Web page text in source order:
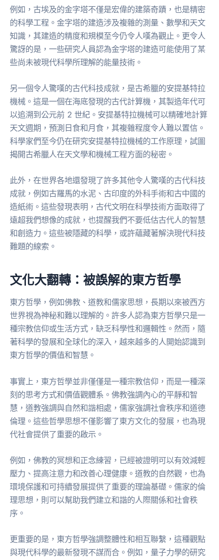
例如，古埃及的金字塔不僅是宏偉的建築奇蹟，也是精密
的科學工程。金字塔的建造涉及複雜的測量、數學和天文
知識，其建造的精度和規模至今仍令人嘆為觀止。更令人
驚訝的是，一些研究人員認為金字塔的建造可能使用了某
些尚未被現代科學所理解的能量技術。
另一個令人驚嘆的古代科技成就，是古希臘的安提基特拉
機械。這是一個在海底發現的古代計算機，其製造年代可
以追溯到公元前 2 世紀。安提基特拉機械可以精確地計算
天文週期，預測日食和月食，其複雜程度令人難以置信。
科學家們至今仍在研究安提基特拉機械的工作原理，試圖
揭開古希臘人在天文學和機械工程方面的秘密。
此外，在世界各地還發現了許多其他令人驚嘆的古代科技
成就，例如古羅馬的水泥、古印度的外科手術和古中國的
造紙術。這些發現表明，古代文明在科學技術方面取得了
遠超我們想像的成就，也提醒我們不要低估古代人的智慧
和創造力。這些被隱藏的科學，或許蘊藏著解決現代科技
難題的線索。
文化大翻轉：被誤解的東方哲學
東方哲學，例如佛教、道教和儒家思想，長期以來被西方
世界視為神秘和難以理解的。許多人認為東方哲學只是一
種宗教信仰或生活方式，缺乏科學性和邏輯性。然而，隨
著科學的發展和全球化的深入，越來越多的人開始認識到
東方哲學的價值和智慧。
事實上，東方哲學並非僅僅是一種宗教信仰，而是一種深
刻的思考方式和價值觀體系。佛教強調內心的平靜和智
慧，道教強調與自然和諧相處，儒家強調社會秩序和道德
倫理。這些哲學思想不僅影響了東方文化的發展，也為現
代社會提供了重要的啟示。
例如，佛教的冥想和正念練習，已經被證明可以有效減輕
壓力、提高注意力和改善心理健康。道教的自然觀，也為
環境保護和可持續發展提供了重要的理論基礎。儒家的倫
理思想，則可以幫助我們建立和諧的人際關係和社會秩
序。
更重要的是，東方哲學強調整體性和相互聯繫，這種觀點
與現代科學的最新發現不謀而合。例如，量子力學的研究